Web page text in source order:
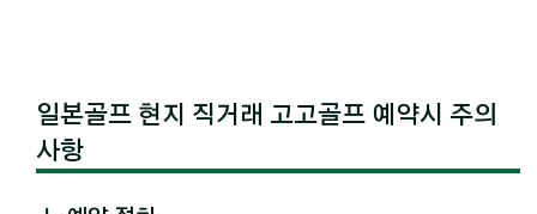
일본골프 현지 직거래 고고골프 예약시 주의
사항